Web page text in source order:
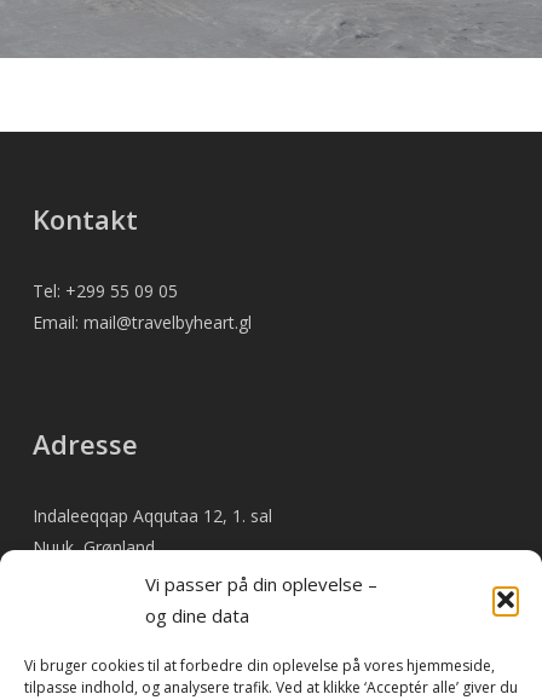
Vi passer på din oplevelse –
og dine data
Vi bruger cookies til at forbedre din oplevelse på vores hjemmeside,
tilpasse indhold, og analysere trafik. Ved at klikke ‘Acceptér alle’ giver du
Kontakt
Tel: +299 55 09 05
Email: mail@travelbyheart.gl
Adresse
Indaleeqqap Aqqutaa 12, 1. sal
Nuuk, Grønland
Betal faktura online